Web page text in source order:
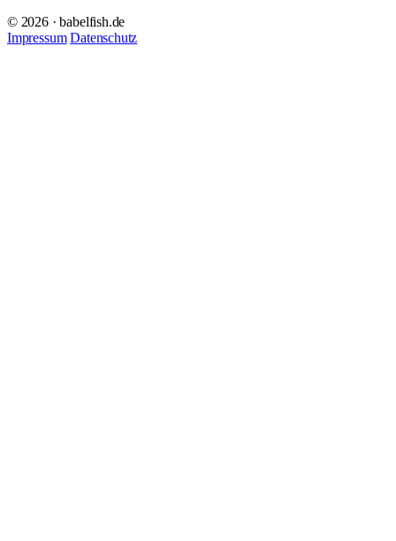
© 2026 · babelfish.de
Impressum Datenschutz